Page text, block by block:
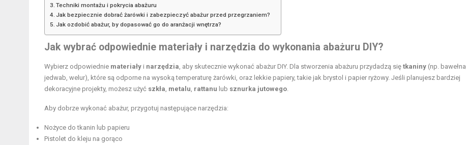
Techniki montażu i pokrycia abażuru
Jak bezpiecznie dobrać żarówki i zabezpieczyć abażur przed przegrzaniem?
Jak ozdobić abażur, by dopasować go do aranżacji wnętrza?
Jak wybrać odpowiednie materiały i narzędzia do wykonania abażuru DIY?
Wybierz odpowiednie materiały i narzędzia , aby skutecznie wykonać abażur DIY. Dla stworzenia abażuru przydadzą się tkaniny (np. bawełna,
jedwab, welur), które są odporne na wysoką temperaturę żarówki, oraz lekkie papiery, takie jak brystol i papier ryżowy. Jeśli planujesz bardziej
dekoracyjne projekty, możesz użyć szkła metalu rattanu lub sznurka jutowego
Aby dobrze wykonać abażur, przygotuj następujące narzędzia:
Nożyce do tkanin lub papieru
Pistolet do kleju na gorąco